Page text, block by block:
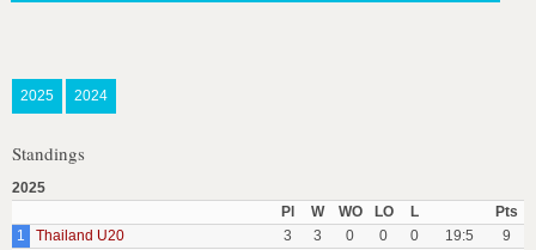
2025 2024
Standings
2025
Pl
W WO LO L
Pts
1
Thailand U20 3 3 0 0 0 19:5
9